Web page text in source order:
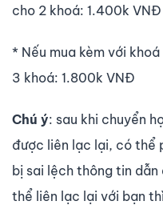
cho 2 khoá: 1.400k VNĐ
* Nếu mua kèm với khoá
3 khoá: 1.800k VNĐ
Chú ý: sau khi chuyển
được liên lạc lại, có thể
bị sai lệch thông tin dẫn
thể liên lạc lại với bạn